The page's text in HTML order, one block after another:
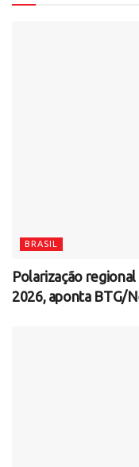
BRASIL
Polarização
2026, aponta BTG/